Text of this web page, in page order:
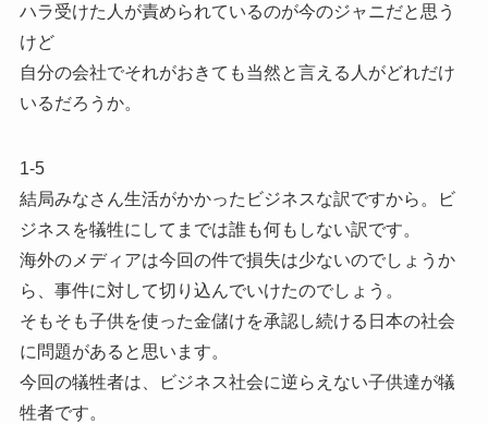
ハラ受けた人が責められているのが今のジャニだと思う
けど
自分の会社でそれがおきても当然と言える人がどれだけ
いるだろうか。
1-5
結局みなさん生活がかかったビジネスな訳ですから。ビ
ジネスを犠牲にしてまでは誰も何もしない訳です。
海外のメディアは今回の件で損失は少ないのでしょうか
ら、事件に対して切り込んでいけたのでしょう。
そもそも子供を使った金儲けを承認し続ける日本の社会
に問題があると思います。
今回の犠牲者は、ビジネス社会に逆らえない子供達が犠
牲者です。